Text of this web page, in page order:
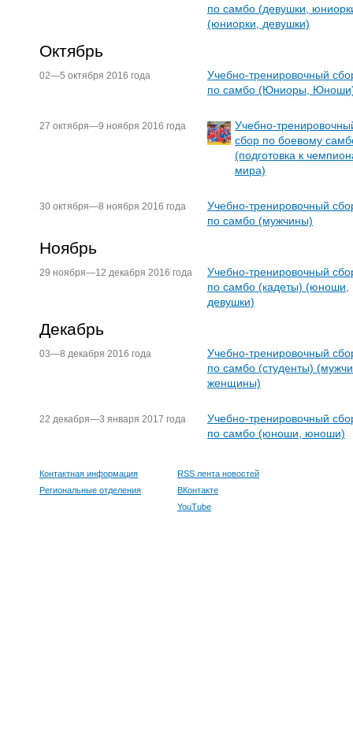
по самбо (девушки,
(юниорки, девушки)
Октябрь
02—5 октября 2016 года
Учебно-тренировочный
по самбо (Юниоры,
27 октября—9 ноября 2016 года
Учебно-
сбор по боевому
(подготовка к
мира)
30 октября—8 ноября 2016 года
Учебно-тренировочный
по самбо (мужчины)
Ноябрь
29 ноября—12 декабря 2016 года
Учебно-тренировочный
по самбо (кадеты) (юноши,
девушки)
Декабрь
03—8 декабря 2016 года
Учебно-тренировочный
по самбо (студенты)
женщины)
22 декабря—3 января 2017 года
Учебно-тренировочный
по самбо (юноши, юноши)
Контактная информация
Региональные отделения
RSS лента новостей
ВКонтакте
YouTube